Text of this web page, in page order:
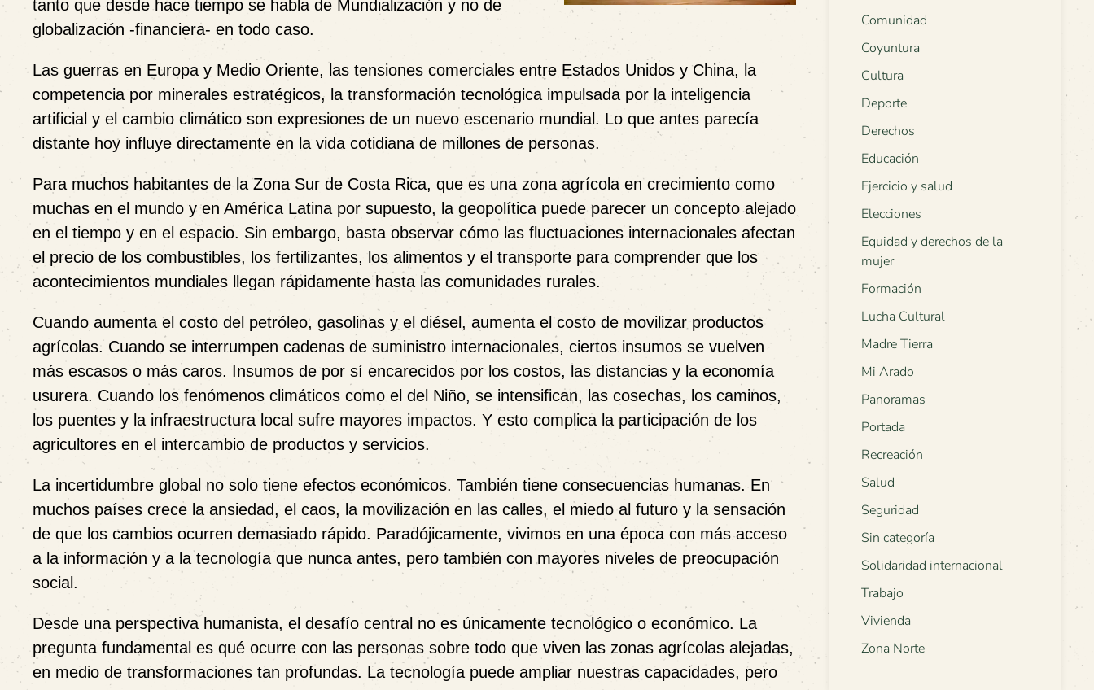
tanto que desde hace tiempo se habla de Mundialización y no de
globalización -financiera- en todo caso.
Las guerras en Europa y Medio Oriente, las tensiones comerciales entre Estados Unidos y China, la
competencia por minerales estratégicos, la transformación tecnológica impulsada por la inteligencia
artificial y el cambio climático son expresiones de un nuevo escenario mundial. Lo que antes parecía
distante hoy influye directamente en la vida cotidiana de millones de personas.
Para muchos habitantes de la Zona Sur de Costa Rica, que es una zona agrícola en crecimiento como
muchas en el mundo y en América Latina por supuesto, la geopolítica puede parecer un concepto alejado
en el tiempo y en el espacio. Sin embargo, basta observar cómo las fluctuaciones internacionales afectan
el precio de los combustibles, los fertilizantes, los alimentos y el transporte para comprender que los
acontecimientos mundiales llegan rápidamente hasta las comunidades rurales.
Cuando aumenta el costo del petróleo, gasolinas y el diésel, aumenta el costo de movilizar productos
agrícolas. Cuando se interrumpen cadenas de suministro internacionales, ciertos insumos se vuelven
más escasos o más caros. Insumos de por sí encarecidos por los costos, las distancias y la economía
usurera. Cuando los fenómenos climáticos como el del Niño, se intensifican, las cosechas, los caminos,
los puentes y la infraestructura local sufre mayores impactos. Y esto complica la participación de los
agricultores en el intercambio de productos y servicios.
La incertidumbre global no solo tiene efectos económicos. También tiene consecuencias humanas. En
muchos países crece la ansiedad, el caos, la movilización en las calles, el miedo al futuro y la sensación
de que los cambios ocurren demasiado rápido. Paradójicamente, vivimos en una época con más acceso
a la información y a la tecnología que nunca antes, pero también con mayores niveles de preocupación
social.
Desde una perspectiva humanista, el desafío central no es únicamente tecnológico o económico. La
pregunta fundamental es qué ocurre con las personas sobre todo que viven las zonas agrícolas alejadas,
en medio de transformaciones tan profundas. La tecnología puede ampliar nuestras capacidades, pero
Comunidad
Coyuntura
Cultura
Deporte
Derechos
Educación
Ejercicio y salud
Elecciones
Equidad y derechos de la
mujer
Formación
Lucha Cultural
Madre Tierra
Mi Arado
Panoramas
Portada
Recreación
Salud
Seguridad
Sin categoría
Solidaridad internacional
Trabajo
Vivienda
Zona Norte